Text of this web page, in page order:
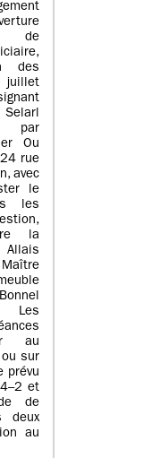
de
des
par
Ou
rue
avec
le
les
la
au
sur
prévu
et
de
deux
au